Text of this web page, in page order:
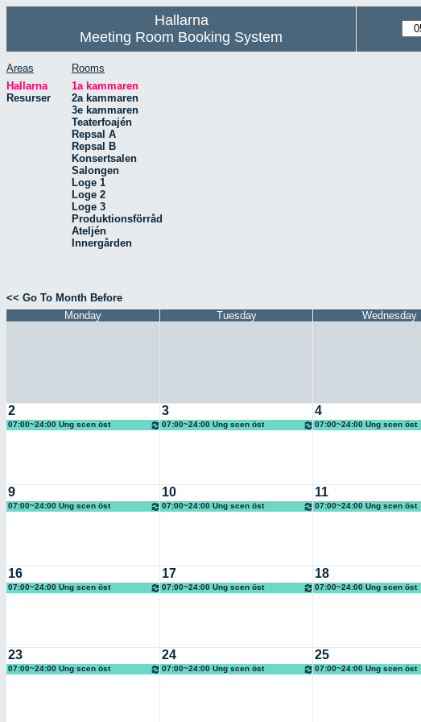
Hallarna
Meeting Room Booking System
Areas
Hallarna
Resurser
Rooms
1a kammaren
2a kammaren
3e kammaren
Teaterfoajén
Repsal A
Repsal B
Konsertsalen
Salongen
Loge 1
Loge 2
Loge 3
Produktionsförråd
Ateljén
Innergården
<< Go To Month Before
Monday
Tuesday Wednesday
2
07:00~24:00 Ung scen öst
3
07:00~24:00 Ung scen öst
4
07:00~24:00 Ung scen öst
9
07:00~24:00 Ung scen öst
10
07:00~24:00 Ung scen öst
11
07:00~24:00 Ung scen öst
16
07:00~24:00 Ung scen öst
17
07:00~24:00 Ung scen öst
18
07:00~24:00 Ung scen öst
23
07:00~24:00 Ung scen öst
24
07:00~24:00 Ung scen öst
25
07:00~24:00 Ung scen öst